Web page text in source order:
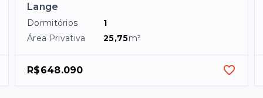
Lange
Dormitórios
1
Área Privativa
25,75m²
R$648.090